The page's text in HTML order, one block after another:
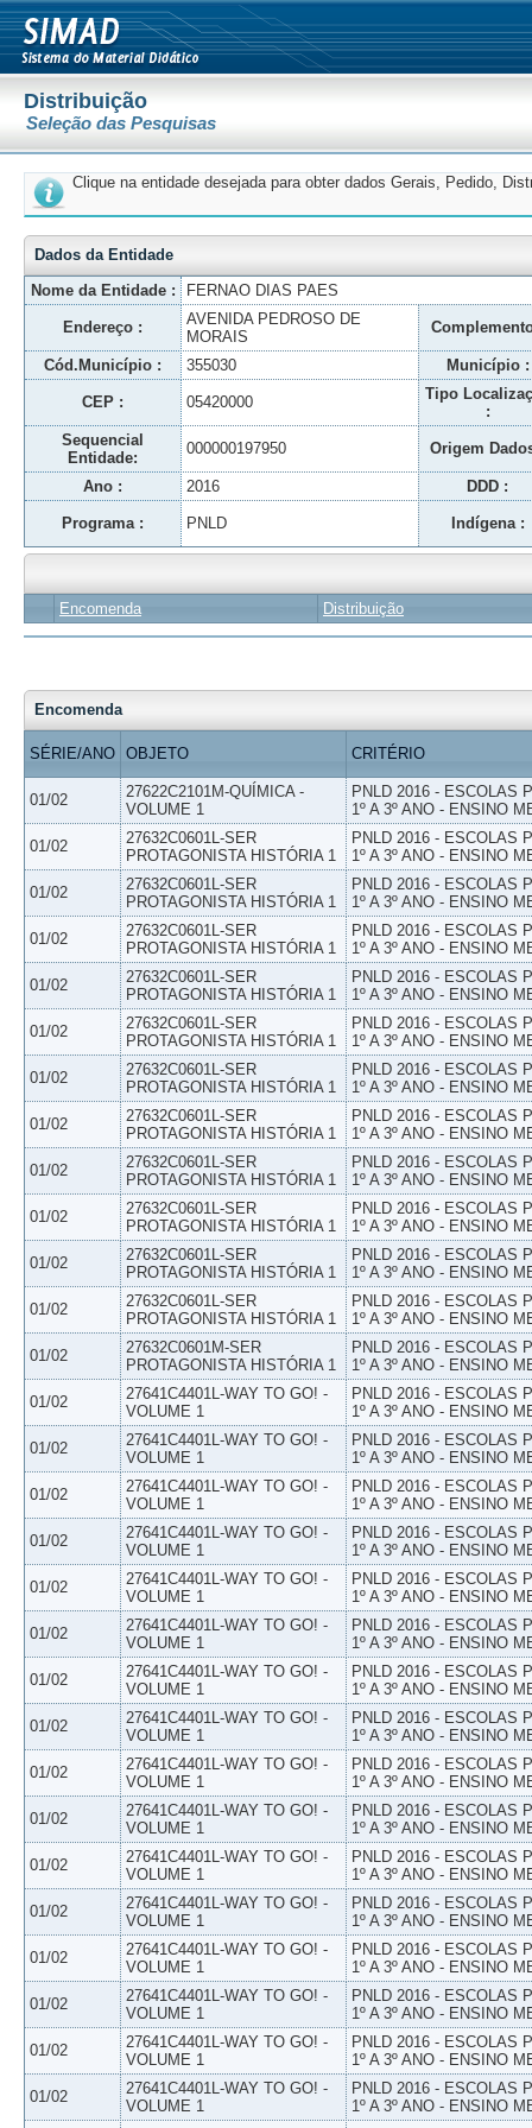
Distribuição
Seleção das Pesquisas
Clique na entidade desejada para obter dados Gerais, Pedido,
Dados da Entidade
Nome da Entidade :
FERNAO DIAS PAES
Endereço :
AVENIDA PEDROSO DE
MORAIS
Cód.Município : 355030 Município :
CEP : 05420000
Tipo
:
Sequencial
Entidade:
000000197950 Origem
Ano : 2016 DDD :
Programa : PNLD Indígena :
Encomenda Distribuição
Encomenda
SÉRIE/ANO OBJETO CRITÉRIO
01/02
27622C2101M-QUÍMICA -
VOLUME 1
PNLD 2016 - ESCOLAS
1º A 3º ANO - ENSINO
01/02
27632C0601L-SER
PROTAGONISTA HISTÓRIA 1
PNLD 2016 - ESCOLAS
1º A 3º ANO - ENSINO
01/02
27632C0601L-SER
PROTAGONISTA HISTÓRIA 1
PNLD 2016 - ESCOLAS
1º A 3º ANO - ENSINO
01/02
27632C0601L-SER
PROTAGONISTA HISTÓRIA 1
PNLD 2016 - ESCOLAS
1º A 3º ANO - ENSINO
01/02
27632C0601L-SER
PROTAGONISTA HISTÓRIA 1
PNLD 2016 - ESCOLAS
1º A 3º ANO - ENSINO
01/02
27632C0601L-SER
PROTAGONISTA HISTÓRIA 1
PNLD 2016 - ESCOLAS
1º A 3º ANO - ENSINO
01/02
27632C0601L-SER
PROTAGONISTA HISTÓRIA 1
PNLD 2016 - ESCOLAS
1º A 3º ANO - ENSINO
01/02
27632C0601L-SER
PROTAGONISTA HISTÓRIA 1
PNLD 2016 - ESCOLAS
1º A 3º ANO - ENSINO
01/02
27632C0601L-SER
PROTAGONISTA HISTÓRIA 1
PNLD 2016 - ESCOLAS
1º A 3º ANO - ENSINO
01/02
27632C0601L-SER
PROTAGONISTA HISTÓRIA 1
PNLD 2016 - ESCOLAS
1º A 3º ANO - ENSINO
01/02
27632C0601L-SER
PROTAGONISTA HISTÓRIA 1
PNLD 2016 - ESCOLAS
1º A 3º ANO - ENSINO
01/02
27632C0601L-SER
PROTAGONISTA HISTÓRIA 1
PNLD 2016 - ESCOLAS
1º A 3º ANO - ENSINO
01/02
27632C0601M-SER
PROTAGONISTA HISTÓRIA 1
PNLD 2016 - ESCOLAS
1º A 3º ANO - ENSINO
01/02
27641C4401L-WAY TO GO! -
VOLUME 1
PNLD 2016 - ESCOLAS
1º A 3º ANO - ENSINO
01/02
27641C4401L-WAY TO GO! -
VOLUME 1
PNLD 2016 - ESCOLAS
1º A 3º ANO - ENSINO
01/02
27641C4401L-WAY TO GO! -
VOLUME 1
PNLD 2016 - ESCOLAS
1º A 3º ANO - ENSINO
01/02
27641C4401L-WAY TO GO! -
VOLUME 1
PNLD 2016 - ESCOLAS
1º A 3º ANO - ENSINO
01/02
27641C4401L-WAY TO GO! -
VOLUME 1
PNLD 2016 - ESCOLAS
1º A 3º ANO - ENSINO
01/02
27641C4401L-WAY TO GO! -
VOLUME 1
PNLD 2016 - ESCOLAS
1º A 3º ANO - ENSINO
01/02
27641C4401L-WAY TO GO! -
VOLUME 1
PNLD 2016 - ESCOLAS
1º A 3º ANO - ENSINO
01/02
27641C4401L-WAY TO GO! -
VOLUME 1
PNLD 2016 - ESCOLAS
1º A 3º ANO - ENSINO
01/02
27641C4401L-WAY TO GO! -
VOLUME 1
PNLD 2016 - ESCOLAS
1º A 3º ANO - ENSINO
01/02
27641C4401L-WAY TO GO! -
VOLUME 1
PNLD 2016 - ESCOLAS
1º A 3º ANO - ENSINO
01/02
27641C4401L-WAY TO GO! -
VOLUME 1
PNLD 2016 - ESCOLAS
1º A 3º ANO - ENSINO
01/02
27641C4401L-WAY TO GO! -
VOLUME 1
PNLD 2016 - ESCOLAS
1º A 3º ANO - ENSINO
01/02
27641C4401L-WAY TO GO! -
VOLUME 1
PNLD 2016 - ESCOLAS
1º A 3º ANO - ENSINO
01/02
27641C4401L-WAY TO GO! -
VOLUME 1
PNLD 2016 - ESCOLAS
1º A 3º ANO - ENSINO
01/02
27641C4401L-WAY TO GO! -
VOLUME 1
PNLD 2016 - ESCOLAS
1º A 3º ANO - ENSINO
01/02
27641C4401L-WAY TO GO! -
VOLUME 1
PNLD 2016 - ESCOLAS
1º A 3º ANO - ENSINO